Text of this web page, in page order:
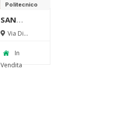
Politecnico
SAN
PAOLO –
USO
INVESTIMENTO
Via Di
In
Vendita